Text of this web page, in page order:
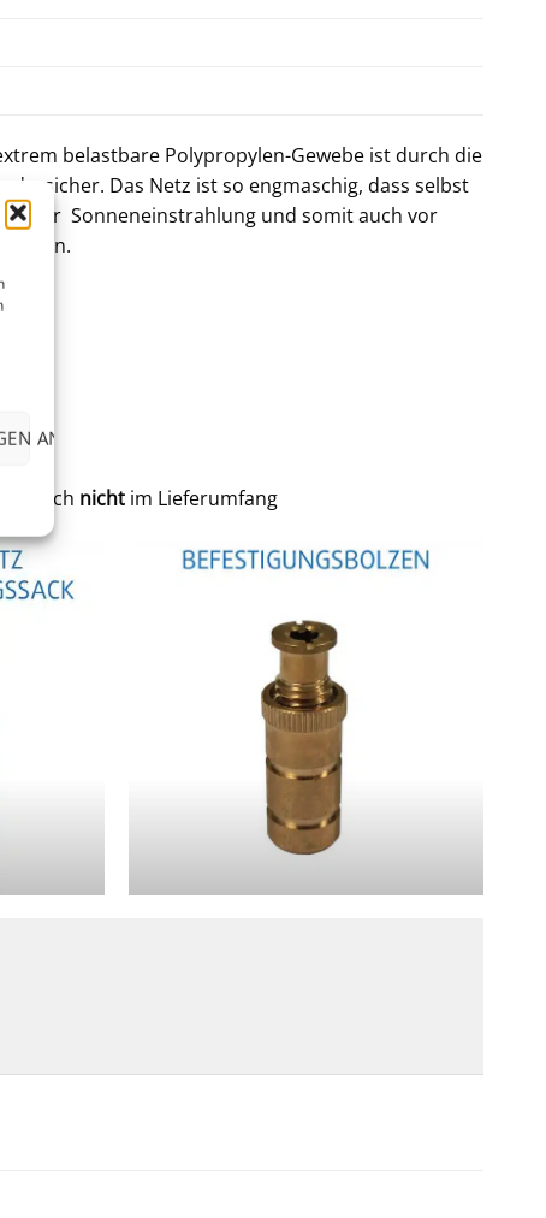
ANZEIGEN
belastbare Polypropylen-Gewebe ist durch die
Das Netz ist so engmaschig, dass selbst
Sonneneinstrahlung und somit auch vor
sich nichtim Lieferumfang